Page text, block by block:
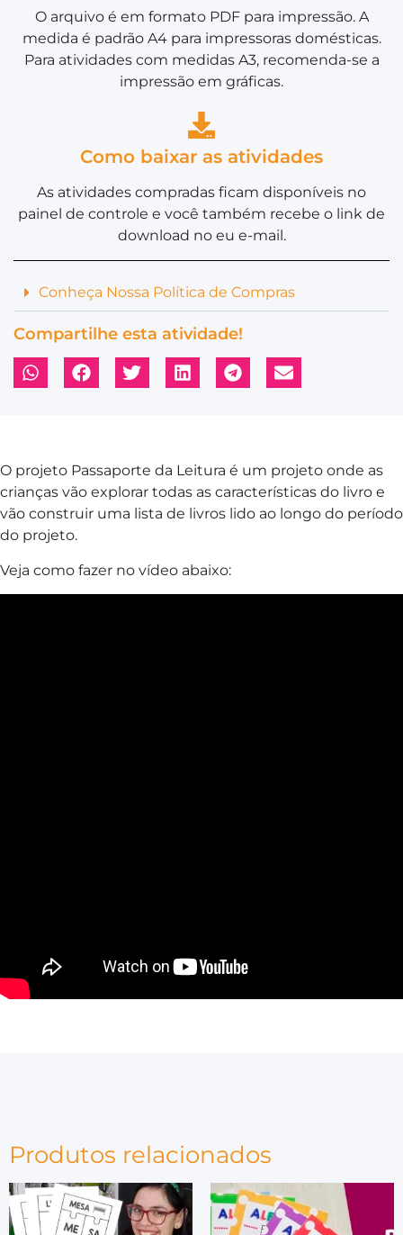
O arquivo é em formato PDF para impressão. A
medida é padrão A4 para impressoras domésticas.
Para atividades com medidas A3, recomenda-se a
impressão em gráficas.
Como baixar as atividades
As atividades compradas ficam disponíveis no
painel de controle e você também recebe o link de
download no eu e-mail.
Conheça Nossa Política de Compras
Compartilhe esta atividade!
O projeto Passaporte da Leitura é um projeto onde as
crianças vão explorar todas as características do livro e
vão construir uma lista de livros lido ao longo do período
do projeto.
Veja como fazer no vídeo abaixo:
Produtos relacionados